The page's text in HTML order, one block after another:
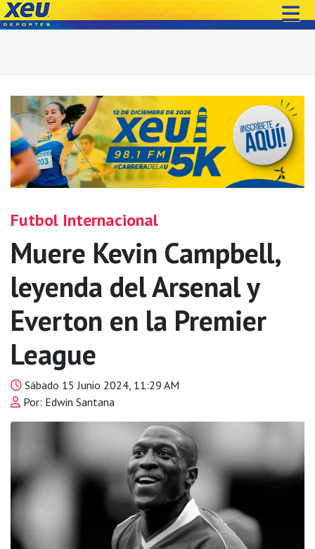
Futbol Internacional
Muere Kevin Campbell,
leyenda del Arsenal y
Everton en la Premier
League
Sábado 15 Junio 2024, 11:29 AM
Por: Edwin Santana